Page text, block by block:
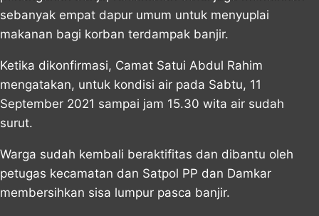
sebanyak empat dapur umum untuk menyuplai
makanan bagi korban terdampak banjir.
Ketika dikonfirmasi, Camat Satui Abdul Rahim
mengatakan, untuk kondisi air pada Sabtu, 11
September 2021 sampai jam 15.30 wita air sudah
surut.
Warga sudah kembali beraktifitas dan dibantu oleh
petugas kecamatan dan Satpol PP dan Damkar
membersihkan sisa lumpur pasca banjir.